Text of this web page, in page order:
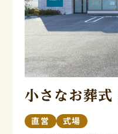
小さなお葬式
直営 式場